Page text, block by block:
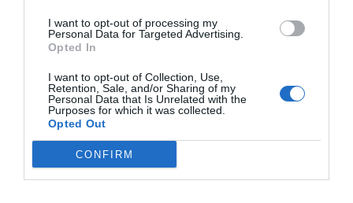
I want to opt-out of processing my
Personal Data for Targeted Advertising.
Opted In
I want to opt-out of Collection, Use,
Retention, Sale, and/or Sharing of my
Personal Data that Is Unrelated with the
Purposes for which it was collected.
Opted Out
CONFIRM